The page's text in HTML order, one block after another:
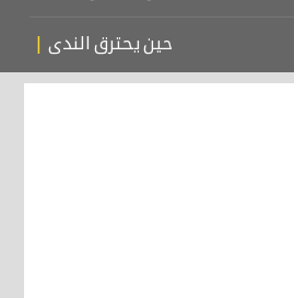
حين يحترق الندى | تشييع